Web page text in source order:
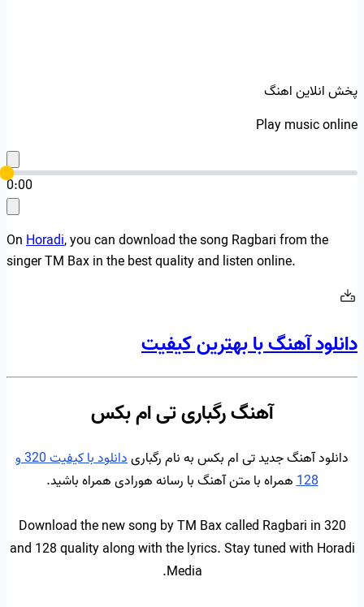
پخش انلاین اهنگ
Play music online
0:00
OnHoradi, you can download the song Ragbari from the
singer TM Bax in the best quality and listen online.
دانلود آهنگ با بهترین کیفیت
آهنگ رگباری تی ام بکس
دانلود آهنگ جدید تی ام بکس به نام رگباری
دانلود با کیفیت 320 و
128همراه با متن آهنگ با رسانه هورادی همراه باشید.
Download the new song by TM Bax called Ragbari in 320
and 128 quality along with the lyrics. Stay tuned with Horadi
Media.